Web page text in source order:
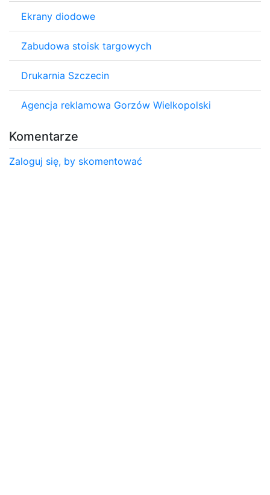
Ekrany diodowe
Zabudowa stoisk targowych
Drukarnia Szczecin
Agencja reklamowa Gorzów Wielkopolski
Komentarze
Zaloguj się, by skomentować